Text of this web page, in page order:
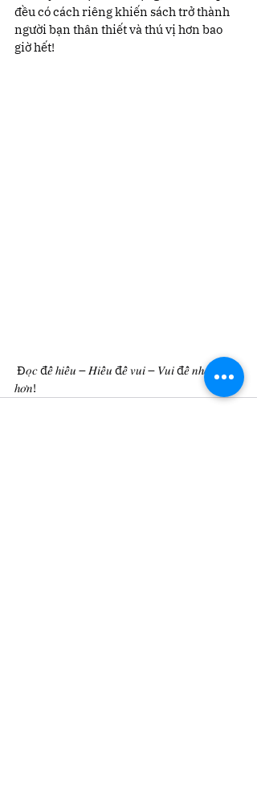
đều có cách riêng khiến sách trở thành
người bạn thân thiết và thú vị hơn bao
giờ hết!
Đ𝑜̣𝑐 đ𝑒̂̉ ℎ𝑖𝑒̂̉𝑢 – 𝐻𝑖𝑒̂̉𝑢 đ𝑒̂̉ 𝑣𝑢𝑖 – 𝑉𝑢𝑖 đ𝑒̂̉ 𝑛ℎ𝑜̛́ 𝑙𝑎̂𝑢
ℎ𝑜̛𝑛!